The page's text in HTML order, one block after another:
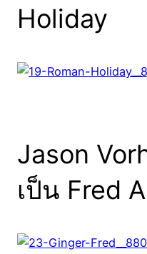
Holiday
Jason
เป็น Fred